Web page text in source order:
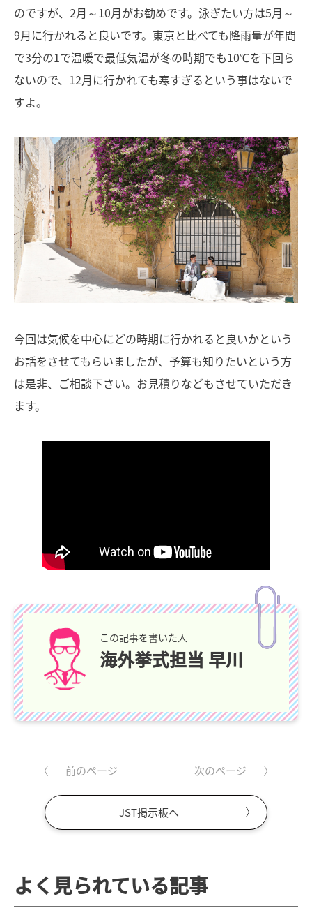
のですが、2月～10月がお勧めです。泳ぎたい方は5月～
9月に行かれると良いです。東京と比べても降雨量が年間
で3分の1で温暖で最低気温が冬の時期でも10℃を下回ら
ないので、12月に行かれても寒すぎるという事はないで
すよ。
今回は気候を中心にどの時期に行かれると良いかという
お話をさせてもらいましたが、予算も知りたいという方
は是非、ご相談下さい。お見積りなどもさせていただき
ます。
この記事を書いた人
海外挙式担当 早川
前のページ
JST掲示板へ
次のページ
よく見られている記事